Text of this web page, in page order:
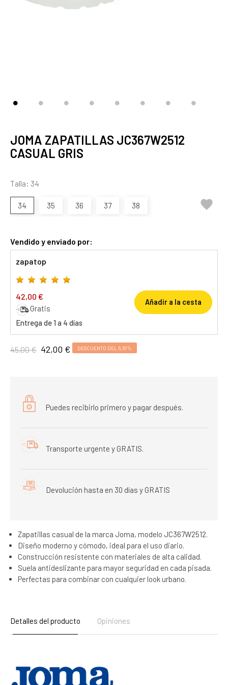
JOMA ZAPATILLAS JC367W2512
CASUAL GRIS
Talla: 34
34 35 36 37 38 
Vendido y enviado por:
zapatop
42,00 €
Gratis
Entrega de 1 a 4 días
Añadir a la cesta
45,00 € 42,00 € DESCUENTO DEL 6,67%
Puedes recibirlo primero y pagar después.
Transporte urgente y GRATIS.
Devolución hasta en 30 días y GRATIS
Zapatillas casual de la marca Joma, modelo JC367W2512.
Diseño moderno y cómodo, ideal para el uso diario.
Construcción resistente con materiales de alta calidad.
Suela antideslizante para mayor seguridad en cada pisada.
Perfectas para combinar con cualquier look urbano.
Detalles del producto Opiniones